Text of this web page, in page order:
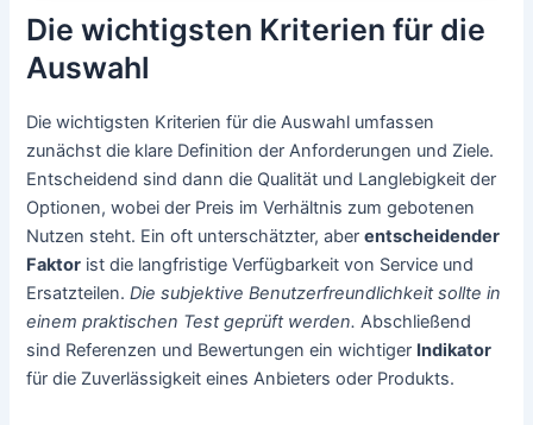
Die wichtigsten Kriterien für die
Auswahl
Die wichtigsten Kriterien für die Auswahl umfassen
zunächst die klare Definition der Anforderungen und Ziele.
Entscheidend sind dann die Qualität und Langlebigkeit der
Optionen, wobei der Preis im Verhältnis zum gebotenen
Nutzen steht. Ein oft unterschätzter, aberentscheidender
Faktor ist die langfristige Verfügbarkeit von Service und
Ersatzteilen.Die subjektive Benutzerfreundlichkeit sollte in
einem praktischen Test geprüft werden. Abschließend
sind Referenzen und Bewertungen ein wichtiger Indikator
für die Zuverlässigkeit eines Anbieters oder Produkts.